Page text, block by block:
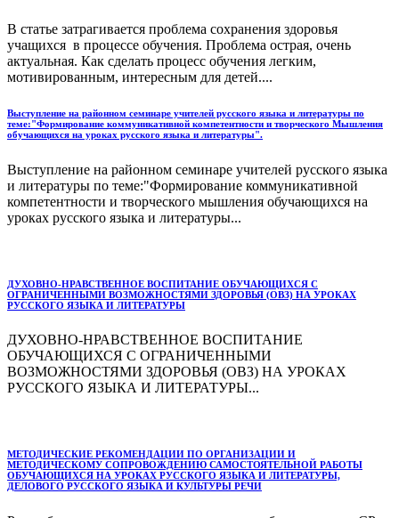
В статье затрагивается проблема сохранения здоровья
учащихся в процессе обучения. Проблема острая, очень
актуальная. Как сделать процесс обучения легким,
мотивированным, интересным для детей....
Выступление на районном семинаре учителей русского языка и литературы по
теме:"Формирование коммуникативной компетентности и творческого Мышления
обучающихся на уроках русского языка и литературы".
Выступление на районном семинаре учителей русского языка
и литературы по теме:"Формирование коммуникативной
компетентности и творческого мышления обучающихся на
уроках русского языка и литературы...
ДУХОВНО-НРАВСТВЕННОЕ ВОСПИТАНИЕ ОБУЧАЮЩИХСЯ С
ОГРАНИЧЕННЫМИ ВОЗМОЖНОСТЯМИ ЗДОРОВЬЯ (ОВЗ) НА УРОКАХ
РУССКОГО ЯЗЫКА И ЛИТЕРАТУРЫ
ДУХОВНО-НРАВСТВЕННОЕ ВОСПИТАНИЕ
ОБУЧАЮЩИХСЯ С ОГРАНИЧЕННЫМИ
ВОЗМОЖНОСТЯМИ ЗДОРОВЬЯ (ОВЗ) НА УРОКАХ
РУССКОГО ЯЗЫКА И ЛИТЕРАТУРЫ...
МЕТОДИЧЕСКИЕ РЕКОМЕНДАЦИИ ПО ОРГАНИЗАЦИИ И
МЕТОДИЧЕСКОМУ СОПРОВОЖДЕНИЮ САМОСТОЯТЕЛЬНОЙ РАБОТЫ
ОБУЧАЮЩИХСЯ НА УРОКАХ РУССКОГО ЯЗЫКА И ЛИТЕРАТУРЫ,
ДЕЛОВОГО РУССКОГО ЯЗЫКА И КУЛЬТУРЫ РЕЧИ